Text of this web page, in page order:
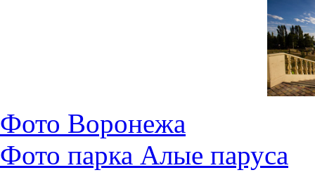
Фото Воронежа
Фото парка Алые паруса